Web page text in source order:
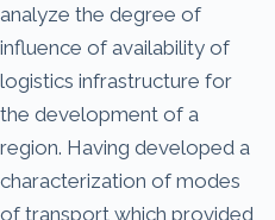
analyze the degree of
influence of availability of
logistics infrastructure for
the development of a
region. Having developed a
characterization of modes
of transport which provided